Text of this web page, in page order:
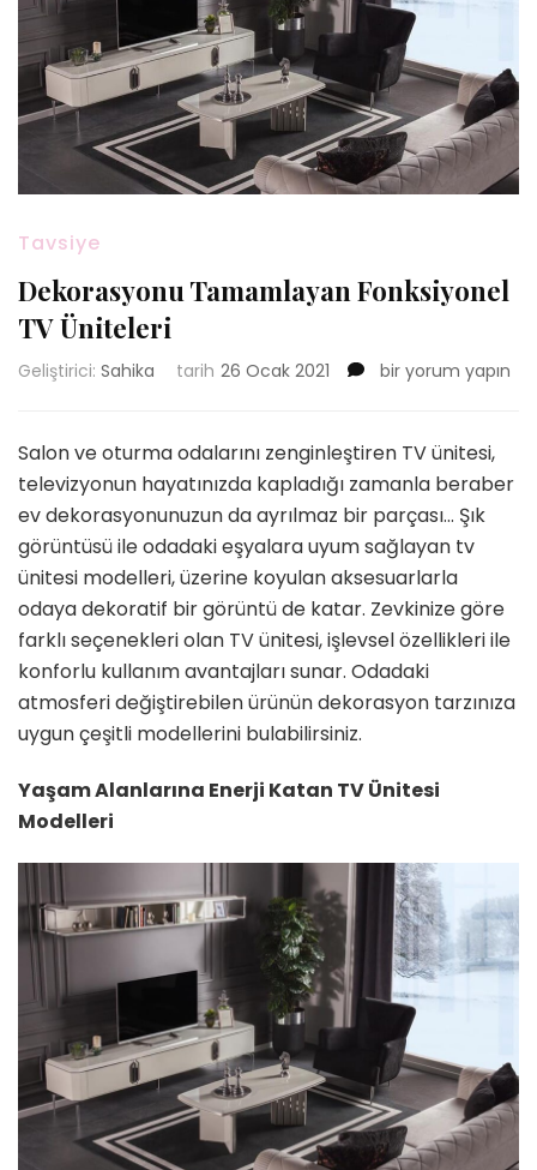
Tavsiye
Dekorasyonu Tamamlayan Fonksiyonel
TV Üniteleri
Geliştirici: Sahika tarih 26 Ocak 2021
Dekorasyonu
TV
için
bir yorum yapın
Salon ve oturma odalarını zenginleştiren TV ünitesi,
televizyonun hayatınızda kapladığı zamanla beraber
ev dekorasyonunuzun da ayrılmaz bir parçası… Şık
görüntüsü ile odadaki eşyalara uyum sağlayan tv
ünitesi modelleri, üzerine koyulan aksesuarlarla
odaya dekoratif bir görüntü de katar. Zevkinize göre
farklı seçenekleri olan TV ünitesi, işlevsel özellikleri ile
konforlu kullanım avantajları sunar. Odadaki
atmosferi değiştirebilen ürünün dekorasyon tarzınıza
uygun çeşitli modellerini bulabilirsiniz.
Yaşam Alanlarına Enerji Katan TV Ünitesi
Modelleri